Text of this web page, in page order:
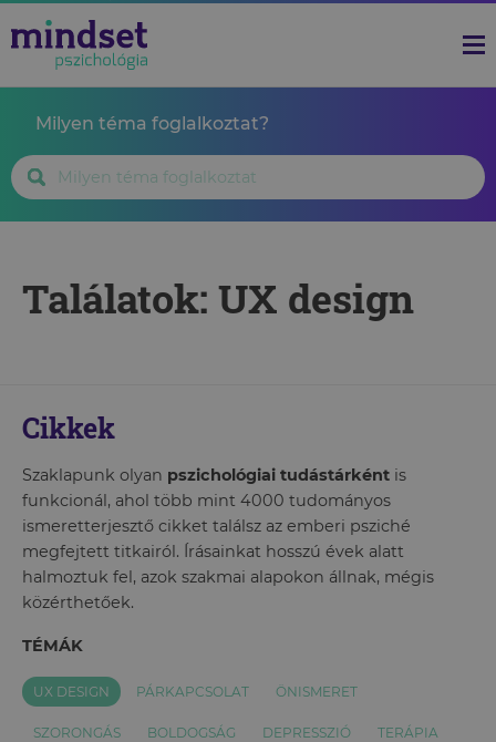
Milyen téma foglalkoztat?
Találatok: UX design
Cikkek
Szaklapunk olyan pszichológiai tudástárként is
funkcionál, ahol több mint 4000 tudományos
ismeretterjesztő cikket találsz az emberi psziché
megfejtett titkairól. Írásainkat hosszú évek alatt
halmoztuk fel, azok szakmai alapokon állnak, mégis
közérthetőek.
TÉMÁK
UX DESIGN PÁRKAPCSOLAT ÖNISMERET
SZORONGÁS BOLDOGSÁG DEPRESSZIÓ TERÁPIA